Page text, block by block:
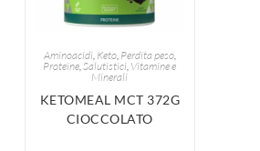
Aminoacidi, Keto, Perdita peso,
Proteine ,Salutistici Vitamine e
Minerali
KETOMEAL MCT 372G
CIOCCOLATO